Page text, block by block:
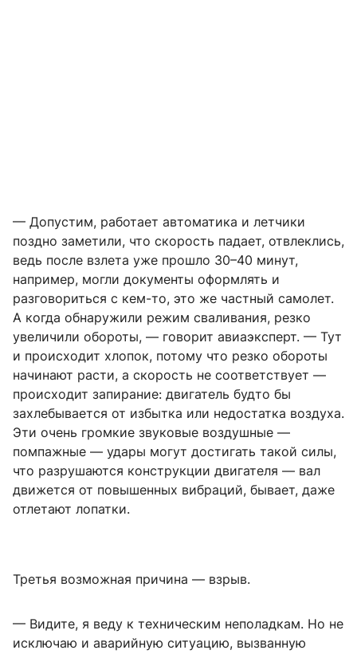
— Допустим, работает автоматика и летчики
поздно заметили, что скорость падает, отвлеклись,
ведь после взлета уже прошло 30–40 минут,
например, могли документы оформлять и
разговориться с кем-то, это же частный самолет.
А когда обнаружили режим сваливания, резко
увеличили обороты, — говорит авиаэксперт. — Тут
и происходит хлопок, потому что резко обороты
начинают расти, а скорость не соответствует —
происходит запирание: двигатель будто бы
захлебывается от избытка или недостатка воздуха.
Эти очень громкие звуковые воздушные —
помпажные — удары могут достигать такой силы,
что разрушаются конструкции двигателя — вал
движется от повышенных вибраций, бывает, даже
отлетают лопатки.
Третья возможная причина — взрыв.
— Видите, я веду к техническим неполадкам. Но не
исключаю и аварийную ситуацию, вызванную